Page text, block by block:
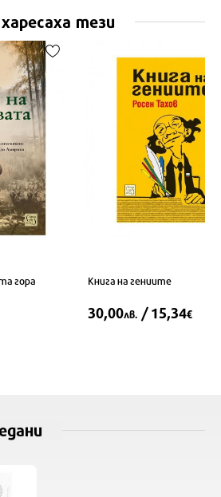
тези
гора Книга на гениите
30,00лв. / 15,34€